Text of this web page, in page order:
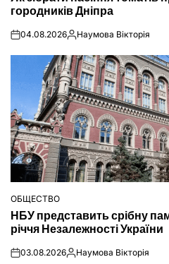
городників Дніпра
on04.08.2026Опубліковано
Наумова Вікторія
ОПУБЛІКУВАТИ
У
ОБЩЕСТВО
НБУ представить срібну
річчя Незалежності України
on03.08.2026Опубліковано
Наумова Вікторія